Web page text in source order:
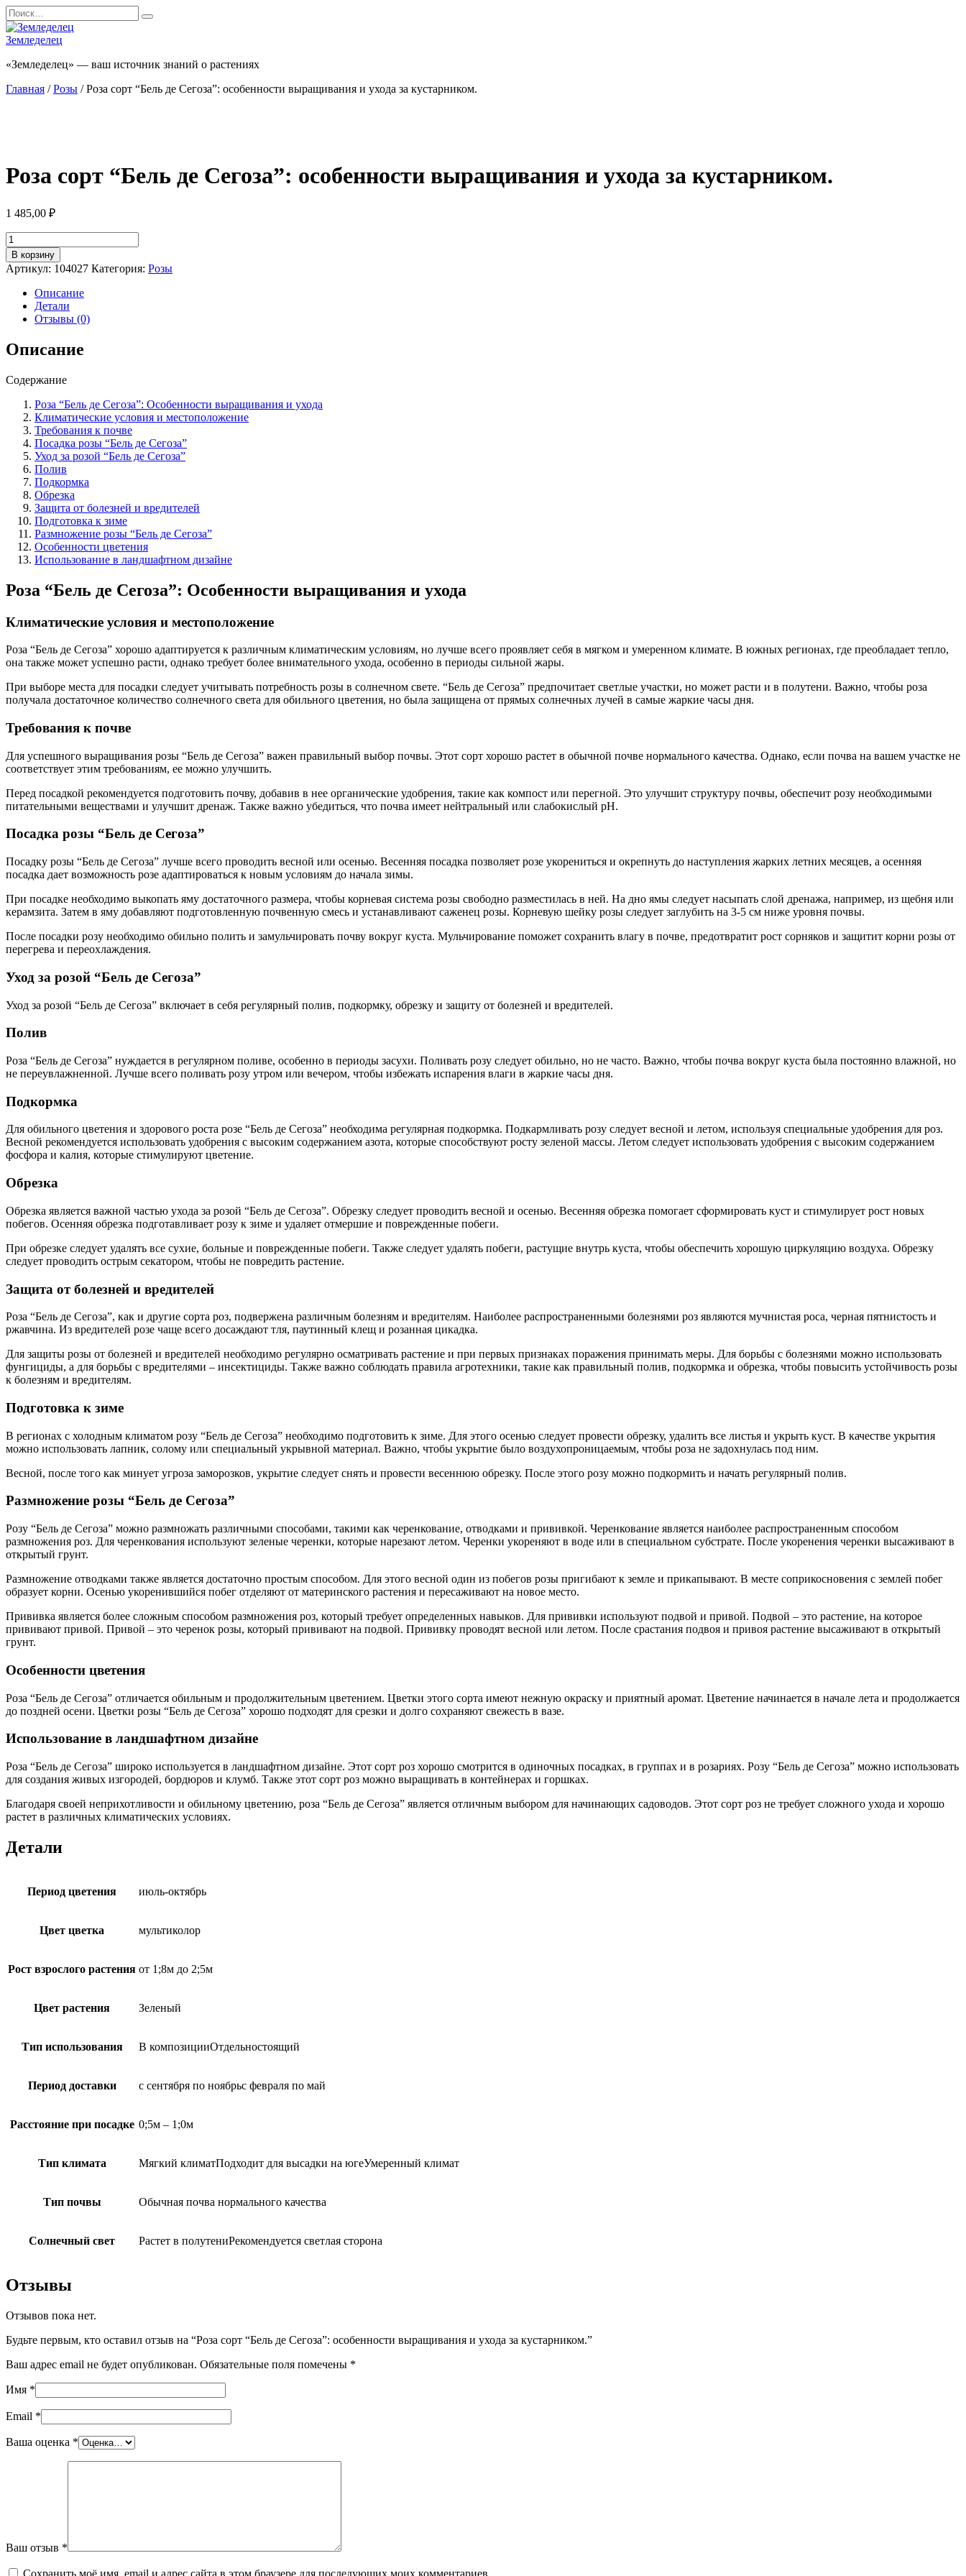
Перейти
к
содержанию
Search
for:
Земледелец
«Земледелец» — ваш источник знаний о растениях
Главная /Розы / Роза сорт “Бель де Сегоза”: особенности выращивания и ухода за кустарником.
Роза сорт “Бель де Сегоза”: особенности выращивания и ухода за кустарником.
1 485,00 ₽
Количество
товара
Роза
сорт
"Бель
Сегоза":
особенности
выращивания
и
за
В корзину
Артикул: 104027 Категория: Розы
Описание
Детали
Отзывы (0)
Описание
Содержание
Роза “Бель де Сегоза”: Особенности выращивания и ухода
Климатические условия и местоположение
Требования к почве
Посадка розы “Бель де Сегоза”
Уход за розой “Бель де Сегоза”
Полив
Подкормка
Обрезка
Защита от болезней и вредителей
Подготовка к зиме
Размножение розы “Бель де Сегоза”
Особенности цветения
Использование в ландшафтном дизайне
Роза “Бель де Сегоза”: Особенности выращивания и ухода
Климатические условия и местоположение
Роза “Бель де Сегоза” хорошо адаптируется к различным климатическим условиям, но лучше всего проявляет себя в мягком и умеренном климате. В южных регионах, где преобладает тепло,
она также может успешно расти, однако требует более внимательного ухода, особенно в периоды сильной жары.
При выборе места для посадки следует учитывать потребность розы в солнечном свете. “Бель де Сегоза” предпочитает светлые участки, но может расти и в полутени. Важно, чтобы роза
получала достаточное количество солнечного света для обильного цветения, но была защищена от прямых солнечных лучей в самые жаркие часы дня.
Требования к почве
Для успешного выращивания розы “Бель де Сегоза” важен правильный выбор почвы. Этот сорт хорошо растет в обычной почве нормального качества. Однако, если почва на вашем участке не
соответствует этим требованиям, ее можно улучшить.
Перед посадкой рекомендуется подготовить почву, добавив в нее органические удобрения, такие как компост или перегной. Это улучшит структуру почвы, обеспечит розу необходимыми
питательными веществами и улучшит дренаж. Также важно убедиться, что почва имеет нейтральный или слабокислый pH.
Посадка розы “Бель де Сегоза”
Посадку розы “Бель де Сегоза” лучше всего проводить весной или осенью. Весенняя посадка позволяет розе укорениться и окрепнуть до наступления жарких летних месяцев, а осенняя
посадка дает возможность розе адаптироваться к новым условиям до начала зимы.
При посадке необходимо выкопать яму достаточного размера, чтобы корневая система розы свободно разместилась в ней. На дно ямы следует насыпать слой дренажа, например, из щебня или
керамзита. Затем в яму добавляют подготовленную почвенную смесь и устанавливают саженец розы. Корневую шейку розы следует заглубить на 3-5 см ниже уровня почвы.
После посадки розу необходимо обильно полить и замульчировать почву вокруг куста. Мульчирование поможет сохранить влагу в почве, предотвратит рост сорняков и защитит корни розы от
перегрева и переохлаждения.
Уход за розой “Бель де Сегоза”
Уход за розой “Бель де Сегоза” включает в себя регулярный полив, подкормку, обрезку и защиту от болезней и вредителей.
Полив
Роза “Бель де Сегоза” нуждается в регулярном поливе, особенно в периоды засухи. Поливать розу следует обильно, но не часто. Важно, чтобы почва вокруг куста была постоянно влажной, но
не переувлажненной. Лучше всего поливать розу утром или вечером, чтобы избежать испарения влаги в жаркие часы дня.
Подкормка
Для обильного цветения и здорового роста розе “Бель де Сегоза” необходима регулярная подкормка. Подкармливать розу следует весной и летом, используя специальные удобрения для роз.
Весной рекомендуется использовать удобрения с высоким содержанием азота, которые способствуют росту зеленой массы. Летом следует использовать удобрения с высоким содержанием
фосфора и калия, которые стимулируют цветение.
Обрезка
Обрезка является важной частью ухода за розой “Бель де Сегоза”. Обрезку следует проводить весной и осенью. Весенняя обрезка помогает сформировать куст и стимулирует рост новых
побегов. Осенняя обрезка подготавливает розу к зиме и удаляет отмершие и поврежденные побеги.
При обрезке следует удалять все сухие, больные и поврежденные побеги. Также следует удалять побеги, растущие внутрь куста, чтобы обеспечить хорошую циркуляцию воздуха. Обрезку
следует проводить острым секатором, чтобы не повредить растение.
Защита от болезней и вредителей
Роза “Бель де Сегоза”, как и другие сорта роз, подвержена различным болезням и вредителям. Наиболее распространенными болезнями роз являются мучнистая роса, черная пятнистость и
ржавчина. Из вредителей розе чаще всего досаждают тля, паутинный клещ и розанная цикадка.
Для защиты розы от болезней и вредителей необходимо регулярно осматривать растение и при первых признаках поражения принимать меры. Для борьбы с болезнями можно использовать
фунгициды, а для борьбы с вредителями – инсектициды. Также важно соблюдать правила агротехники, такие как правильный полив, подкормка и обрезка, чтобы повысить устойчивость розы
к болезням и вредителям.
Подготовка к зиме
В регионах с холодным климатом розу “Бель де Сегоза” необходимо подготовить к зиме. Для этого осенью следует провести обрезку, удалить все листья и укрыть куст. В качестве укрытия
можно использовать лапник, солому или специальный укрывной материал. Важно, чтобы укрытие было воздухопроницаемым, чтобы роза не задохнулась под ним.
Весной, после того как минует угроза заморозков, укрытие следует снять и провести весеннюю обрезку. После этого розу можно подкормить и начать регулярный полив.
Размножение розы “Бель де Сегоза”
Розу “Бель де Сегоза” можно размножать различными способами, такими как черенкование, отводками и прививкой. Черенкование является наиболее распространенным способом
размножения роз. Для черенкования используют зеленые черенки, которые нарезают летом. Черенки укореняют в воде или в специальном субстрате. После укоренения черенки высаживают в
открытый грунт.
Размножение отводками также является достаточно простым способом. Для этого весной один из побегов розы пригибают к земле и прикапывают. В месте соприкосновения с землей побег
образует корни. Осенью укоренившийся побег отделяют от материнского растения и пересаживают на новое место.
Прививка является более сложным способом размножения роз, который требует определенных навыков. Для прививки используют подвой и привой. Подвой – это растение, на которое
прививают привой. Привой – это черенок розы, который прививают на подвой. Прививку проводят весной или летом. После срастания подвоя и привоя растение высаживают в открытый
грунт.
Особенности цветения
Роза “Бель де Сегоза” отличается обильным и продолжительным цветением. Цветки этого сорта имеют нежную окраску и приятный аромат. Цветение начинается в начале лета и продолжается
до поздней осени. Цветки розы “Бель де Сегоза” хорошо подходят для срезки и долго сохраняют свежесть в вазе.
Использование в ландшафтном дизайне
Роза “Бель де Сегоза” широко используется в ландшафтном дизайне. Этот сорт роз хорошо смотрится в одиночных посадках, в группах и в розариях. Розу “Бель де Сегоза” можно использовать
для создания живых изгородей, бордюров и клумб. Также этот сорт роз можно выращивать в контейнерах и горшках.
Благодаря своей неприхотливости и обильному цветению, роза “Бель де Сегоза” является отличным выбором для начинающих садоводов. Этот сорт роз не требует сложного ухода и хорошо
растет в различных климатических условиях.
Детали
Период цветения июль-октябрь
Цвет цветка мультиколор
Рост взрослого растения от 1;8м до 2;5м
Цвет растения Зеленый
Тип использования В композицииОтдельностоящий
Период доставки с сентября по ноябрьс февраля по май
Расстояние при посадке 0;5м – 1;0м
Тип климата Мягкий климатПодходит для высадки на югеУмеренный климат
Тип почвы Обычная почва нормального качества
Солнечный свет Растет в полутениРекомендуется светлая сторона
Отзывы
Отзывов пока нет.
Будьте первым, кто оставил отзыв на “Роза сорт “Бель де Сегоза”: особенности выращивания и ухода за кустарником.”
Ваш адрес email не будет опубликован. Обязательные поля помечены *
Имя *
Email *
Ваша оценка *
Ваш отзыв *
Сохранить моё имя, email и адрес сайта в этом браузере для последующих моих комментариев.